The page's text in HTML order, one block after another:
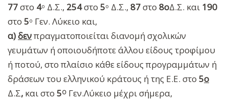
77στο 4ο Δ.Σ., 254στο 5ο Δ.Σ., 87στο 8οΔ.Σ. και 190
στο 5ο Γεν. Λύκειο και,
α)δενπραγματοποιείται διανομή σχολικών
γευμάτων ή οποιουδήποτε άλλου είδους τροφίμου
ή ποτού, στο πλαίσιο κάθε είδους προγραμμάτων ή
δράσεων του ελληνικού κράτους ή της Ε.Ε. στο 5o
Δ.Σ, και στο 5Ο Γεν.Λύκειο μέχρι σήμερα,